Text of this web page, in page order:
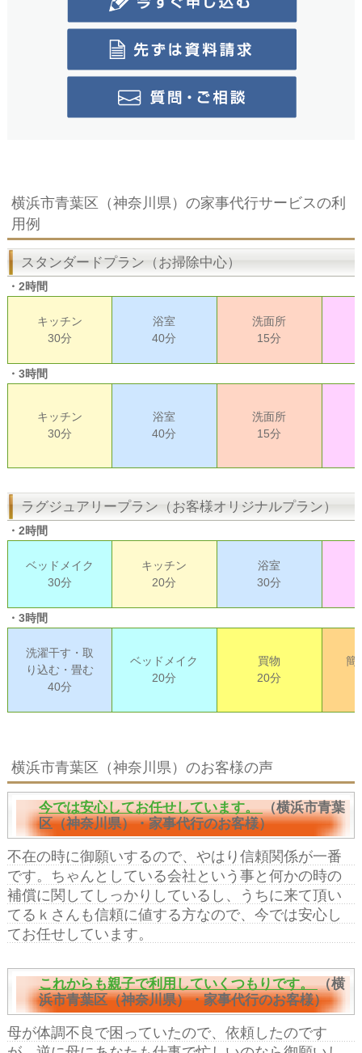
横浜市青葉区（神奈川県）の家事代行サービスの利
用例
スタンダードプラン（お掃除中心）
・2時間
キッチン
30分
浴室
40分
洗面所
15分
・3時間
キッチン
30分
浴室
40分
洗面所
15分
ラグジュアリープラン（お客様オリジナルプラン）
・2時間
ベッドメイク
30分
キッチン
20分
浴室
30分
・3時間
洗濯干す・取
り込む・畳む
40分
ベッドメイク
20分
買物
20分
簡
横浜市青葉区（神奈川県）のお客様の声
今では安心してお任せしています。
（横浜市青葉
区（神奈川県）・家事代行のお客様）
不在の時に御願いするので、やはり信頼関係が一番
です。ちゃんとしている会社という事と何かの時の
補償に関してしっかりしているし、うちに来て頂い
てるｋさんも信頼に値する方なので、今では安心し
てお任せしています。
これからも親子で利用していくつもりです。
（横
浜市青葉区（神奈川県）・家事代行のお客様）
母が体調不良で困っていたので、依頼したのです